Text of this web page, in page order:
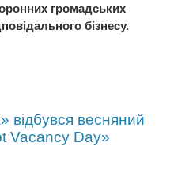
громадських
бізнесу.
відбувся весняний
Vacancy Day»